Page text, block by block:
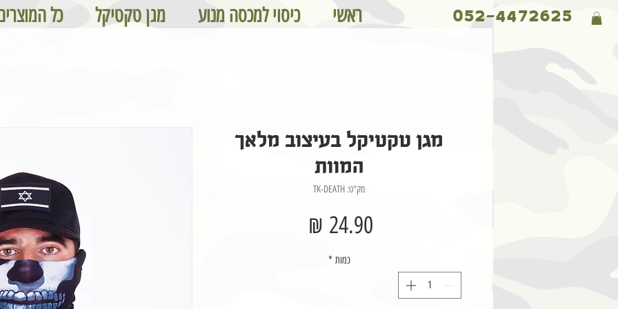
052-4472625 ראשי כיסוי למכסה מנוע מגן טקטיקל כל
מגן טקטיקל בעיצוב מלאך
המוות
מק"ט: TK-DEATH
כמות *